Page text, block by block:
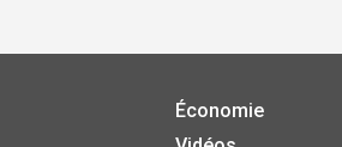
Économie